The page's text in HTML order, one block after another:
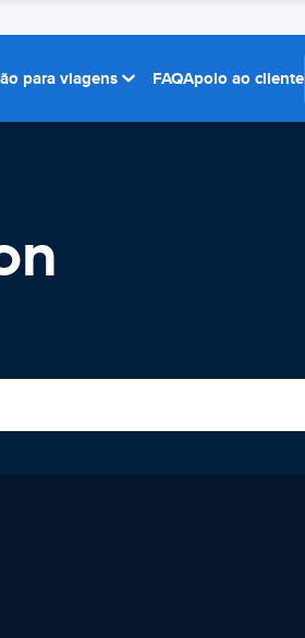
para viagens FAQApoio ao cliente